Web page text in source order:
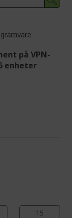
på VPN-
enheter
15